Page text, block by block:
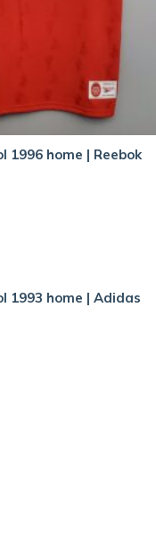
1996 home | Reebok
1993 home | Adidas